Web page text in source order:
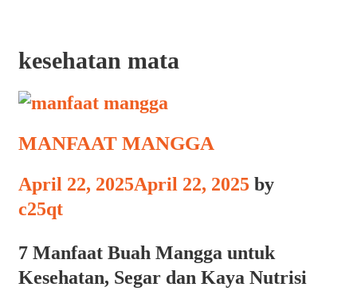
kesehatan mata
MANFAAT MANGGA
April 22, 2025April 22, 2025 by
c25qt
7 Manfaat Buah Mangga untuk
Kesehatan, Segar dan Kaya Nutrisi